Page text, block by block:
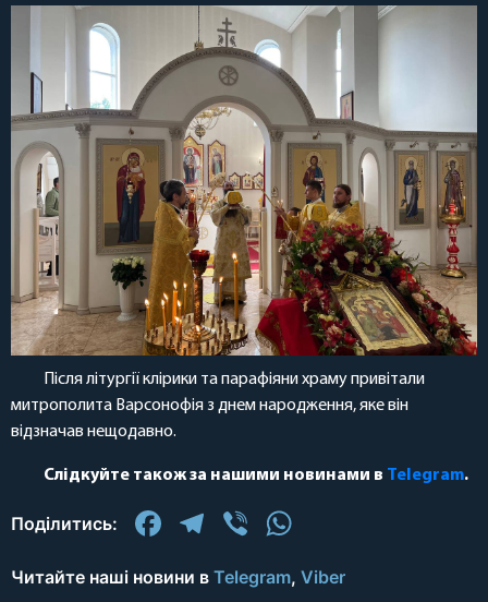
Після літургії клірики та парафіяни храму привітали
митрополита Варсонофія з днем народження, яке він
відзначав нещодавно.
Слідкуйте також за нашими новинами в Telegram.
Поділитись: Facebook
Telegram
Viber
Читайте наші новини в Telegram, Viber